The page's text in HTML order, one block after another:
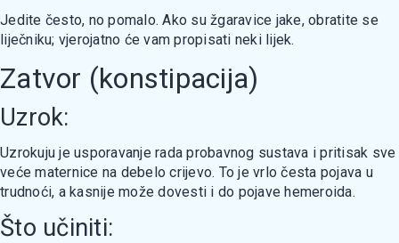
Jedite često, no pomalo. Ako su žgaravice jake, obratite se
liječniku; vjerojatno će vam propisati neki lijek.
Zatvor (konstipacija)
Uzrok:
Uzrokuju je usporavanje rada probavnog sustava i pritisak sve
veće maternice na debelo crijevo. To je vrlo česta pojava u
trudnoći, a kasnije može dovesti i do pojave hemeroida.
Što učiniti: